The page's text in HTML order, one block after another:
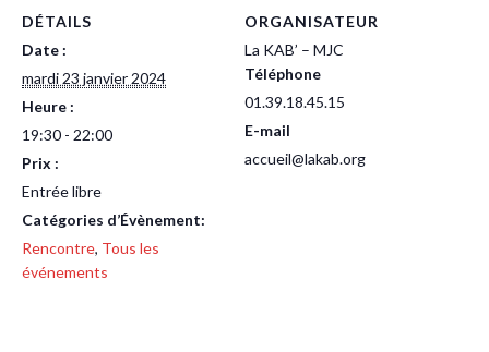
DÉTAILS
Date :
mardi 23 janvier 2024
Heure :
19:30 - 22:00
Prix :
Entrée libre
Catégories d’Évènement:
Rencontre, Tous les
événements
ORGANISATEUR
La KAB’ – MJC
Téléphone
01.39.18.45.15
E-mail
accueil@lakab.org